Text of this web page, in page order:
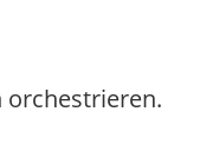
orchestrieren.